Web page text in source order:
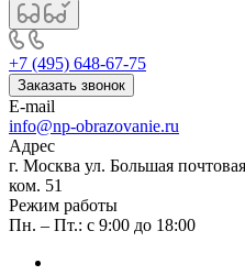
+7 (495) 648-67-75
Заказать звонок
E-mail
info@np-obrazovanie.ru
Адрес
г. Москва ул. Большая
ком. 51
Режим работы
Пн. – Пт.: с 9:00 до 18:00